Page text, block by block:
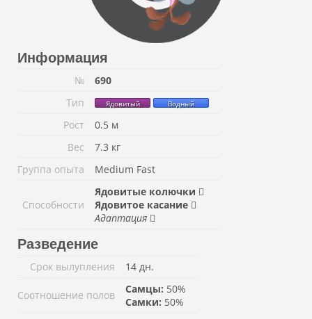
Информация
№
690
Тип
Ядовитый Водный
Рост
0.5 м
Вес
7.3 кг
Группа опыта
Medium Fast
Способности
Ядовитые колючки
Ядовитое касание
Адаптация
Разведение
Срок вылупления 14 дн.
Соотношение полов Самцы: 50%
Самки: 50%